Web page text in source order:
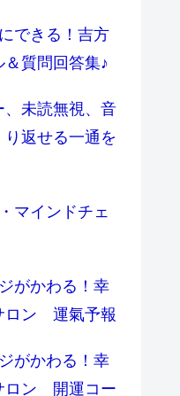
できる！吉方
質問回答集♪
、未読無視、音
返せる一通を
マインドチェ
がかわる！幸
ロン 運氣予報
がかわる！幸
ロン 開運コー